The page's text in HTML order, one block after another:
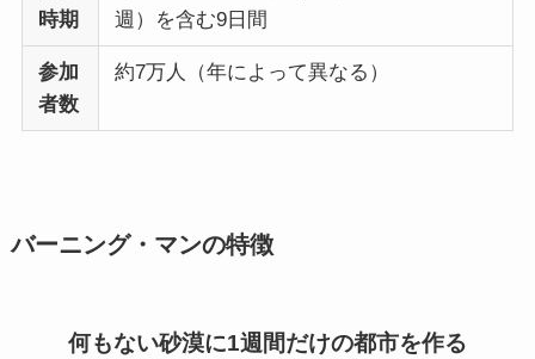
時期
週）を含む9日間
参加
者数
約7万人（年によって異なる）
バーニング・マンの特徴
何もない砂漠に1週間だけの都市を作る